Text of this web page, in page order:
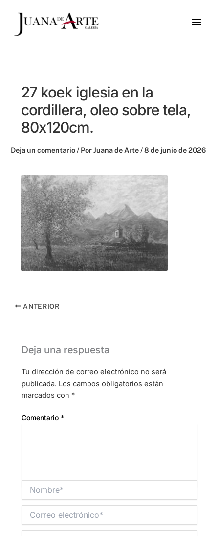
27 koek iglesia en la
cordillera, oleo sobre tela,
80x120cm.
Deja un comentario / PorJuana de Arte/8 de junio de 2026
ANTERIOR
Deja una respuesta
Tu dirección de correo electrónico no será
publicada. Los campos obligatorios están
marcados con *
Comentario *
electrónico*